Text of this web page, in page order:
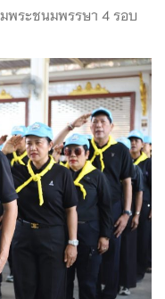
พระชนมพรรษา 4 รอบ